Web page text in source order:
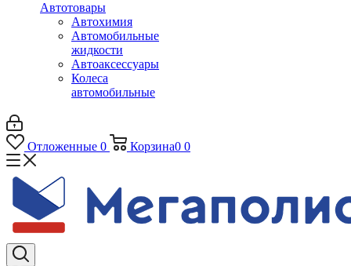
Автотовары
Автохимия
Автомобильные
жидкости
Автоаксессуары
Колеса
автомобильные
Отложенные 0 Корзина0 0